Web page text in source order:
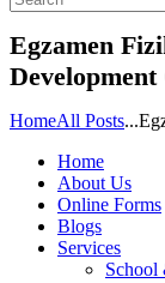
Egzamen
Development
HomeAll Posts...
Home
About Us
Online Forms
Blogs
Services
School